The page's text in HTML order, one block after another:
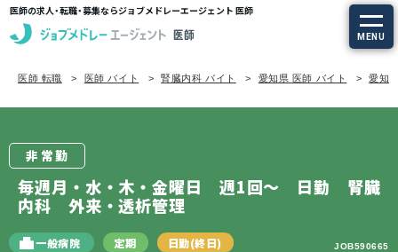
医師の求人・転職・募集ならジョブメドレーエージェント 医師
MENU
求人を探す
定期非常勤の求人
医師 転職 医師 バイト 腎臓内科 バイト 愛知県 医師 バイト 愛知
非常勤
毎週月・水・木・金曜日 週1回～ 日勤 腎臓
内科 外来・透析管理
一般病院 定期 日勤(終日) JOB590665